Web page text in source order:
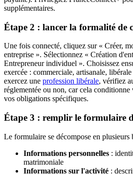
supplémentaires.
Étape 2 : lancer la formalité de
Une fois connecté, cliquez sur « Créer,
entreprise ». Sélectionnez « Création
Entrepreneur individuel ». Choisissez
exercée : commerciale, artisanale,
exercez une profession libérale, vérifiez
réglementée ou non, car cela conditionne
vos obligations spécifiques.
Étape 3 : remplir le formulaire
Le formulaire se décompose en plusieurs
Informations personnelles :
matrimoniale
Informations sur l'activité :